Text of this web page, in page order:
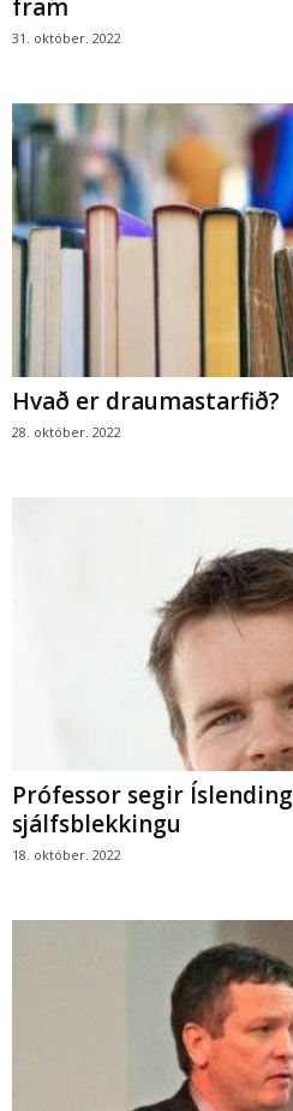
fram
31. október. 2022
Hvað er draumastarfið?
28. október. 2022
Prófessor segir
sjálfsblekkingu
18. október. 2022